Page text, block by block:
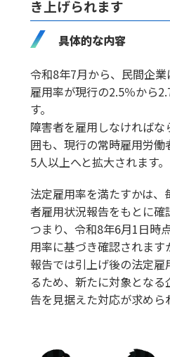
き上げられます
具体的な内容
令和8年7月から、民間企
雇用率が現行の2.5％から
す。
障害者を雇用しなければ
囲も、現行の常時雇用労
5人以上へと拡大されます。
法定雇用率を満たすかは
者雇用状況報告をもとに確
つまり、令和8年6月1日時
用率に基づき確認されま
報告では引上げ後の法定
るため、新たに対象とな
告を見据えた対応が求めら